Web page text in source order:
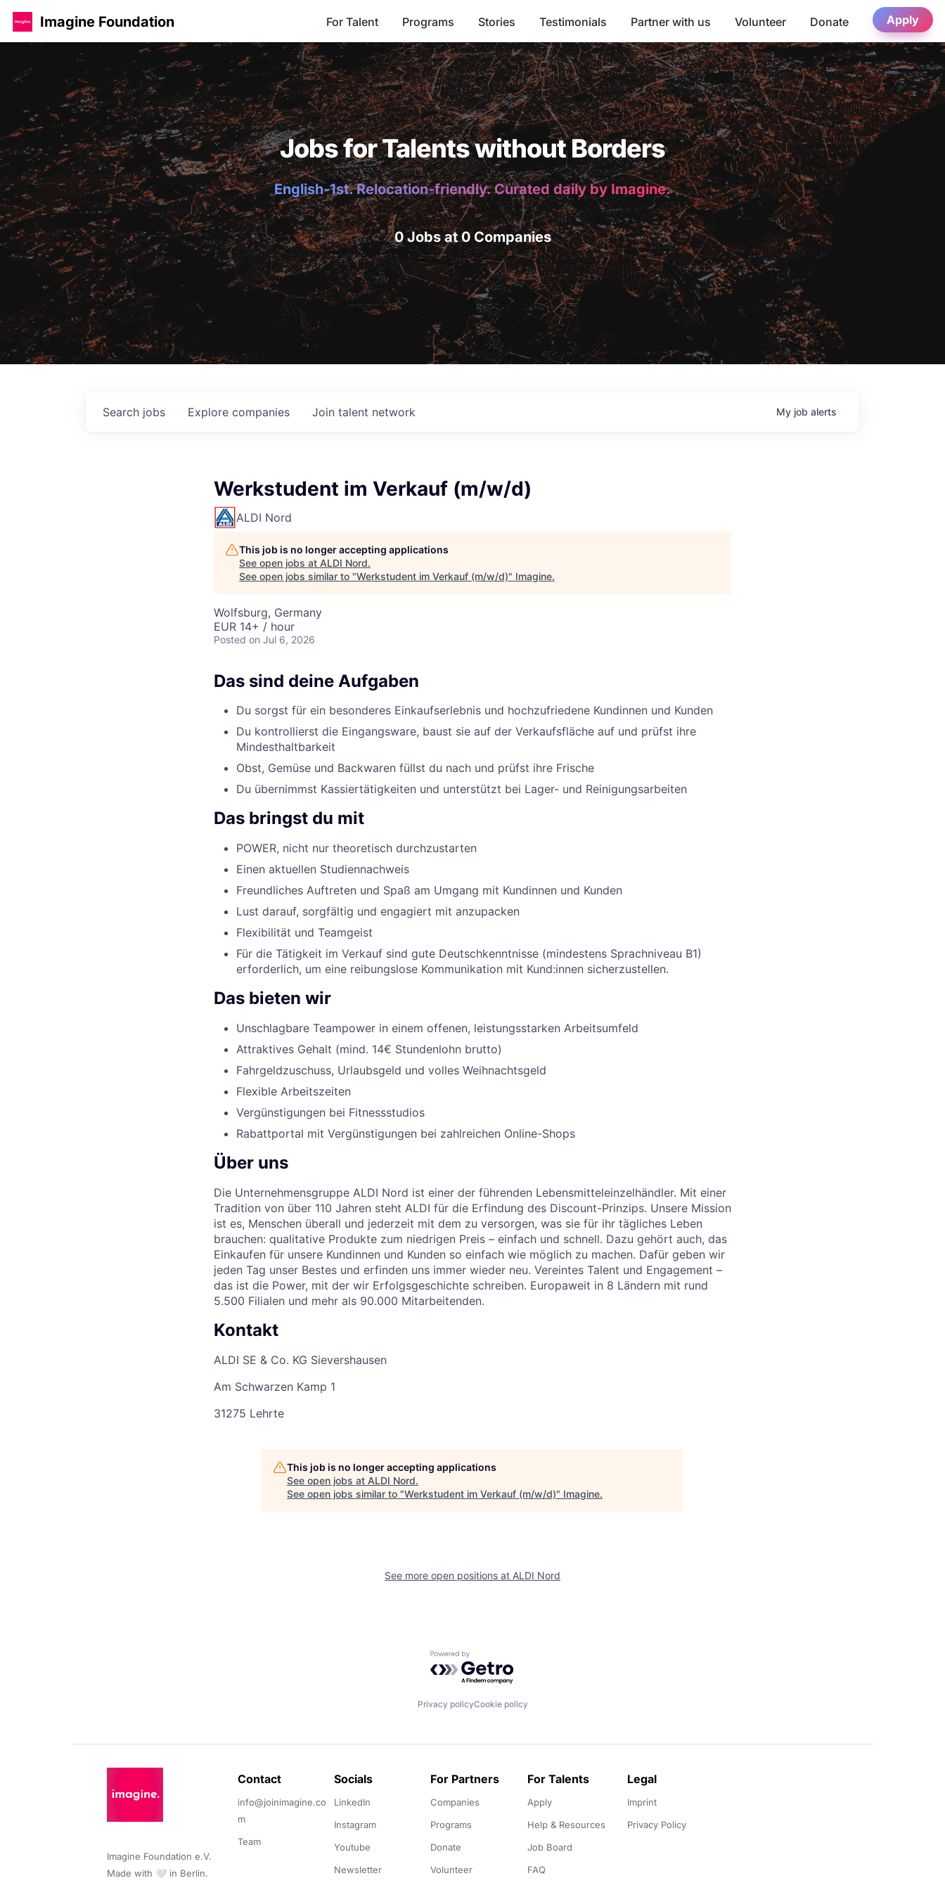
Imagine Foundation For Talent Programs Stories Testimonials Partner with us Volunteer Donate Apply
Jobs for Talents without Borders
English-1st. Relocation-friendly. Curated daily by Imagine.
0 Jobs at 0 Companies
Search jobs Explore companies Join talent network My job alerts
Werkstudent im Verkauf (m/w/d)
ALDI Nord
This job is no longer accepting applications
See open jobs at ALDI Nord.
See open jobs similar to "Werkstudent im Verkauf (m/w/d)" Imagine.
Wolfsburg, Germany
EUR 14+ / hour
Posted on Jul 6, 2026
Das sind deine Aufgaben
Du sorgst für ein besonderes Einkaufserlebnis und hochzufriedene Kundinnen und Kunden
Du kontrollierst die Eingangsware, baust sie auf der Verkaufsfläche auf und prüfst ihre
Mindesthaltbarkeit
Obst, Gemüse und Backwaren füllst du nach und prüfst ihre Frische
Du übernimmst Kassiertätigkeiten und unterstützt bei Lager- und Reinigungsarbeiten
Das bringst du mit
POWER, nicht nur theoretisch durchzustarten
Einen aktuellen Studiennachweis
Freundliches Auftreten und Spaß am Umgang mit Kundinnen und Kunden
Lust darauf, sorgfältig und engagiert mit anzupacken
Flexibilität und Teamgeist
Für die Tätigkeit im Verkauf sind gute Deutschkenntnisse (mindestens Sprachniveau B1)
erforderlich, um eine reibungslose Kommunikation mit Kund:innen sicherzustellen.
Das bieten wir
Unschlagbare Teampower in einem offenen, leistungsstarken Arbeitsumfeld
Attraktives Gehalt (mind. 14€ Stundenlohn brutto)
Fahrgeldzuschuss, Urlaubsgeld und volles Weihnachtsgeld
Flexible Arbeitszeiten
Vergünstigungen bei Fitnessstudios
Rabattportal mit Vergünstigungen bei zahlreichen Online-Shops
Über uns
Die Unternehmensgruppe ALDI Nord ist einer der führenden Lebensmitteleinzelhändler. Mit einer
Tradition von über 110 Jahren steht ALDI für die Erfindung des Discount-Prinzips. Unsere Mission
ist es, Menschen überall und jederzeit mit dem zu versorgen, was sie für ihr tägliches Leben
brauchen: qualitative Produkte zum niedrigen Preis – einfach und schnell. Dazu gehört auch, das
Einkaufen für unsere Kundinnen und Kunden so einfach wie möglich zu machen. Dafür geben wir
jeden Tag unser Bestes und erfinden uns immer wieder neu. Vereintes Talent und Engagement –
das ist die Power, mit der wir Erfolgsgeschichte schreiben. Europaweit in 8 Ländern mit rund
5.500 Filialen und mehr als 90.000 Mitarbeitenden.
Kontakt
ALDI SE & Co. KG Sievershausen
Am Schwarzen Kamp 1
31275 Lehrte
This job is no longer accepting applications
See open jobs at ALDI Nord.
See open jobs similar to "Werkstudent im Verkauf (m/w/d)" Imagine.
See more open positions at ALDI Nord
Powered by Getro.com
Privacy policyCookie policy
Imagine Foundation e.V.
Made with 🤍 in Berlin.
Contact
info@joinimagine.co
m
Team
Socials
LinkedIn
Instagram
Youtube
Newsletter
For Partners
Companies
Programs
Donate
Volunteer
For Talents
Apply
Help & Resources
Job Board
FAQ
Legal
Imprint
Privacy Policy